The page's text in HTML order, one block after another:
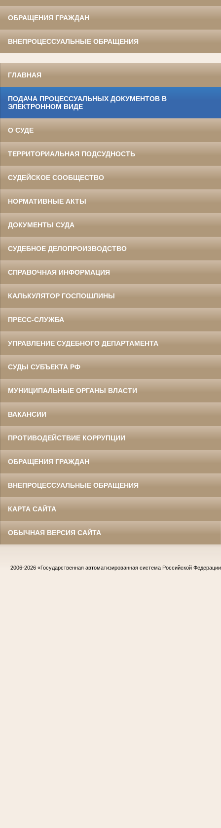
ОБРАЩЕНИЯ ГРАЖДАН
ВНЕПРОЦЕССУАЛЬНЫЕ ОБРАЩЕНИЯ
ГЛАВНАЯ
ПОДАЧА ПРОЦЕССУАЛЬНЫХ ДОКУМЕНТОВ В
ЭЛЕКТРОННОМ ВИДЕ
О СУДЕ
ТЕРРИТОРИАЛЬНАЯ ПОДСУДНОСТЬ
СУДЕЙСКОЕ СООБЩЕСТВО
НОРМАТИВНЫЕ АКТЫ
ДОКУМЕНТЫ СУДА
СУДЕБНОЕ ДЕЛОПРОИЗВОДСТВО
СПРАВОЧНАЯ ИНФОРМАЦИЯ
КАЛЬКУЛЯТОР ГОСПОШЛИНЫ
ПРЕСС-СЛУЖБА
УПРАВЛЕНИЕ СУДЕБНОГО ДЕПАРТАМЕНТА
СУДЫ СУБЪЕКТА РФ
МУНИЦИПАЛЬНЫЕ ОРГАНЫ ВЛАСТИ
ВАКАНСИИ
ПРОТИВОДЕЙСТВИЕ КОРРУПЦИИ
ОБРАЩЕНИЯ ГРАЖДАН
ВНЕПРОЦЕССУАЛЬНЫЕ ОБРАЩЕНИЯ
КАРТА САЙТА
ОБЫЧНАЯ ВЕРСИЯ САЙТА
2006-2026 «Государственная автоматизированная система Российской